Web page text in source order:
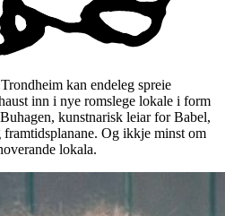
kan endeleg spreie
inn i nye romslege lokale i form
kunstnarisk leiar for Babel,
Og ikkje minst om
lokala.